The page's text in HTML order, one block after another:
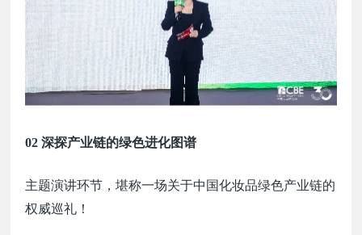
02 深探产业链的绿色进化图谱
主题演讲环节，堪称一场关于中国化妆品绿色产业链的
权威巡礼！